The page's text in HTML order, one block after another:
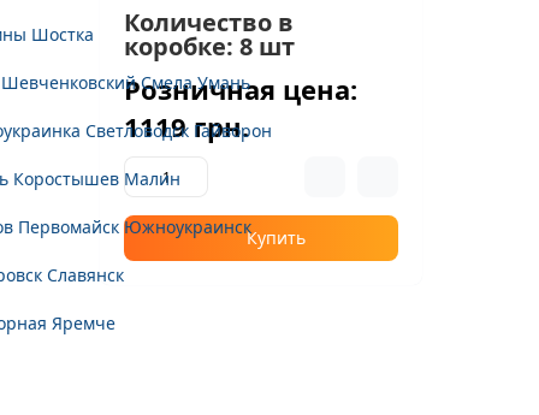
Шостка
Смела Умань
Светловодск Гайворон
Коростышев Малин
Первомайск Южноукраинск
Славянск
Яремче
Количество в
коробке: 8 шт
Розничная цена:
1119 грн.
Купить